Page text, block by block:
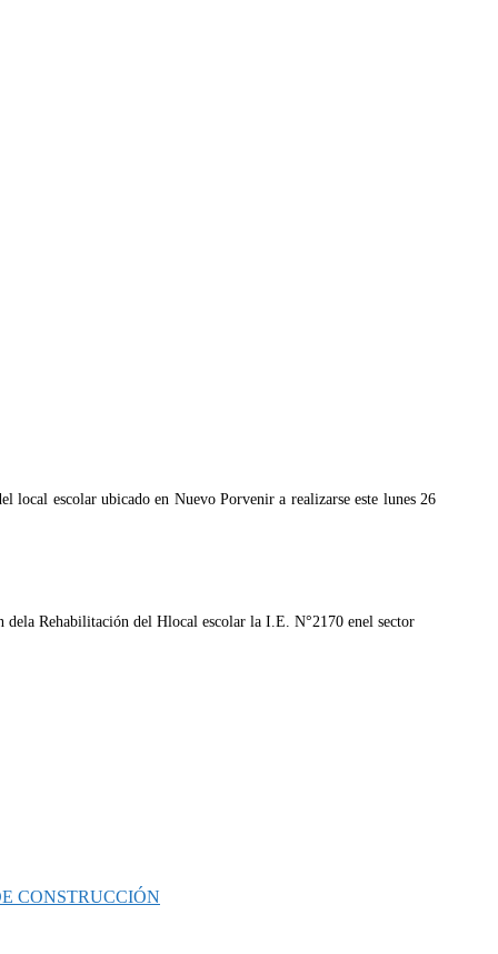
escolar ubicado en Nuevo Porvenir a realizarse este lunes 26
CONSTRUCCIÓN